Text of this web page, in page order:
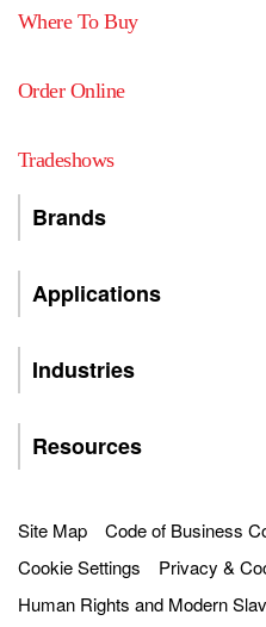
Where To Buy
Order Online
Tradeshows
Brands
Applications
Industries
Resources
Site Map
Code of Business
Cookie Settings
Privacy &
Human Rights and Modern